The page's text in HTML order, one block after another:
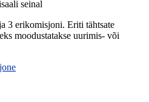
3 erikomisjoni. Eriti tähtsate
moodustatakse uurimis- või